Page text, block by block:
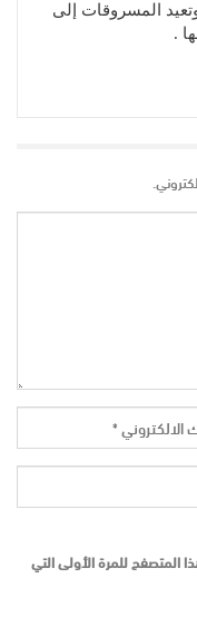
وتعيد المسروقات إلى
.
المتصفح للمرة الأولى التي